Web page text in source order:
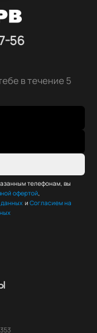
56
в течение 5
телефонам, вы
офертой,
и Согласием на